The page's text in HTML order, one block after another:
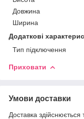
Довжина
Ширина
Додаткові
Тип підключення
Приховати
Умови доставки
Доставка здійснюється